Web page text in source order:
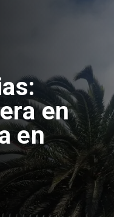
en
en